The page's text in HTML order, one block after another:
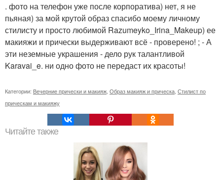
. фото на телефон уже после корпоратива) нет, я не
пьяная) за мой крутой образ спасибо моему личному
стилисту и просто любимой Razumeyko_Irina_Makeup) ее
макияжи и прически выдерживают всё - проверено! ; - А
эти неземные украшения - дело рук талантливой
Karavai_e. ни одно фото не передаст их красоты!
Категории: Вечерние прически и макияж Образ макияж и прическа Стилист по
прическам и макияжу
Читайте также